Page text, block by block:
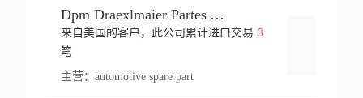
Dpm Draexlmaier Partes Automotrices Corr Ind Huejotzingo
来自美国的客户，此公司累计进口交易 3
笔
主营： automotive spare part